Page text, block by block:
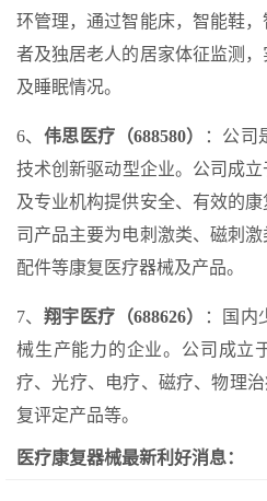
环管理，通过智能床，智能鞋
者及独居老人的居家体征监测
及睡眠情况。
6、 伟思医疗（688580）
：公司
技术创新驱动型企业。公司成
及专业机构提供安全、有效的
司产品主要为电刺激类、磁刺
配件等康复医疗器械及产品。
7、 翔宇医疗（688626）
：国内
械生产能力的企业。公司成立
疗、光疗、电疗、磁疗、物理
复评定产品等。
医疗康复器械最新利好消息：